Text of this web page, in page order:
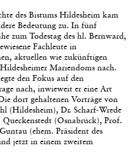
des Bistums Hildesheim kam
Bedeutung zu. In fünf
zum Todestag des hl. Bernward,
Fachleute in
aktuellen wie zukünftigen
Mariendoms nach.
den Fokus auf den
nach, inwieweit er eine Art
dort gehaltenen Vorträge von
(Hildesheim), Dr. Scharf-Wrede
(Osnabrück), Prof.
(ehem. Präsident des
jetzt in einem zweitem